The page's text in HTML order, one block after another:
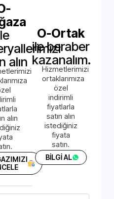
alın
alın
O-Ortak
ile beraber
kazanalım.
Hizmetlerimizi
ortaklarımıza
özel
indirimli
fiyatlarla
satın alın
istediğiniz
fiyata
satın.
BİLGİ AL